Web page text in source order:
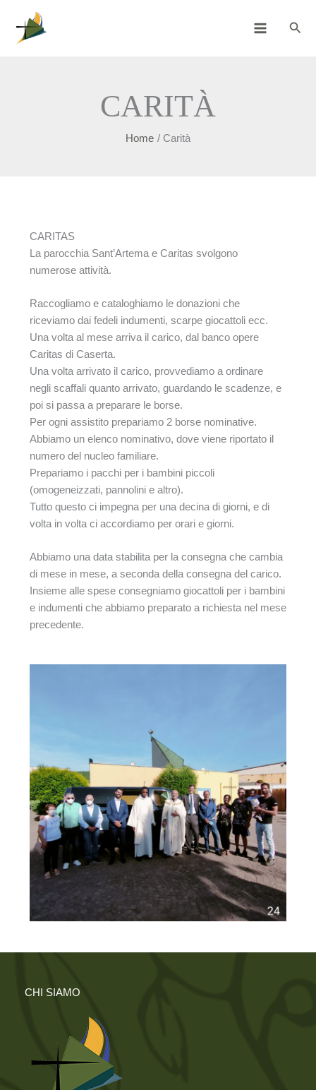
contenuto
CARITÀ
Home Carità
CARITAS
La parocchia Sant’Artema e Caritas svolgono
numerose attività.
Raccogliamo e cataloghiamo le donazioni che
riceviamo dai fedeli indumenti, scarpe giocattoli ecc.
Una volta al mese arriva il carico, dal banco opere
Caritas di Caserta.
Una volta arrivato il carico, provvediamo a ordinare
negli scaffali quanto arrivato, guardando le scadenze, e
poi si passa a preparare le borse.
Per ogni assistito prepariamo 2 borse nominative.
Abbiamo un elenco nominativo, dove viene riportato il
numero del nucleo familiare.
Prepariamo i pacchi per i bambini piccoli
(omogeneizzati, pannolini e altro).
Tutto questo ci impegna per una decina di giorni, e di
volta in volta ci accordiamo per orari e giorni.
Abbiamo una data stabilita per la consegna che cambia
di mese in mese, a seconda della consegna del carico.
Insieme alle spese consegniamo giocattoli per i bambini
e indumenti che abbiamo preparato a richiesta nel mese
precedente.
CHI SIAMO